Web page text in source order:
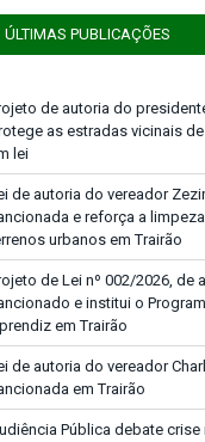
ÚLTIMAS PUBLICAÇÕES
de autoria do
as estradas vicinais
lei
de autoria do vereador
e reforça a
urbanos em Trairão
de Lei nº 002/2026, de
e institui o
em Trairão
de autoria do vereador
em Trairão
Pública debate